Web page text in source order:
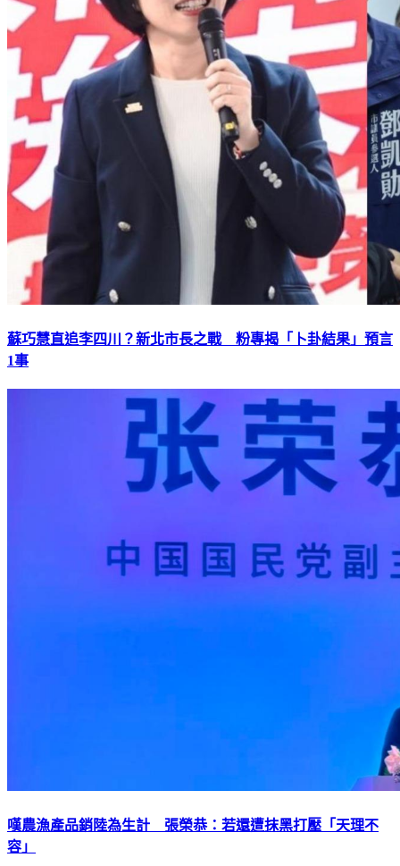
蘇巧慧直追李四川？新北市長之戰 粉專揭「卜卦結果」預言
1事
嘆農漁產品銷陸為生計 張榮恭：若還遭抹黑打壓「天理不
容」